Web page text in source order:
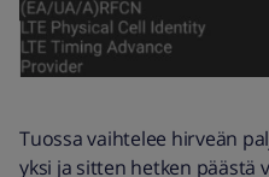
Tuossa vaihtelee hirveän
yksi ja sitten hetken päästä